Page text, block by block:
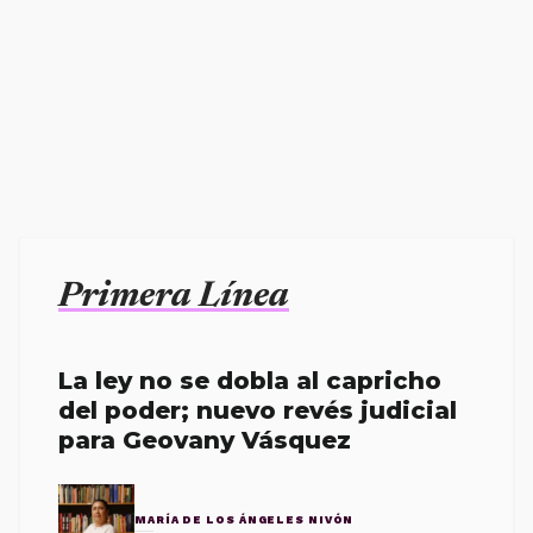
Primera Línea
La ley no se dobla al capricho
del poder; nuevo revés judicial
para Geovany Vásquez
MARÍA DE LOS ÁNGELES NIVÓN